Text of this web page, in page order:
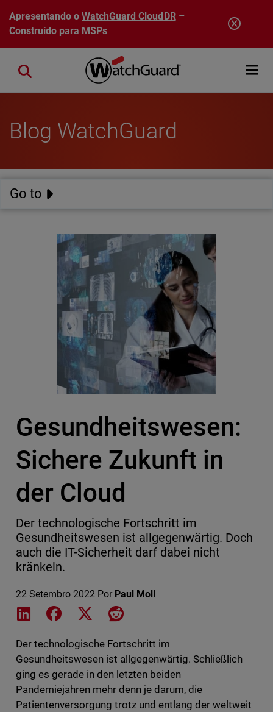
Pular para o conteúdo principal
Apresentando oWatchGuard CloudDR–
Construído para MSPs
Open
Close search
Blog WatchGuard
Go to
Gesundheitswesen:
Sichere Zukunft in
der Cloud
Der technologische Fortschritt im
Gesundheitswesen ist allgegenwärtig. Doch
auch die IT-Sicherheit darf dabei nicht
kränkeln.
22 Setembro 2022 Por Paul Moll
Share on LinkedIn
Share on Facebook
Share on XShare on Reddit
Der technologische Fortschritt im
Gesundheitswesen ist allgegenwärtig. Schließlich
ging es gerade in den letzten beiden
Pandemiejahren mehr denn je darum, die
Patientenversorgung trotz und entlang der weltweit